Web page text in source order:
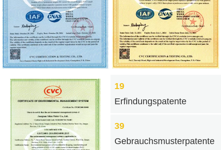
19
Erfindungspatente
39
Gebrauchsmusterpatente